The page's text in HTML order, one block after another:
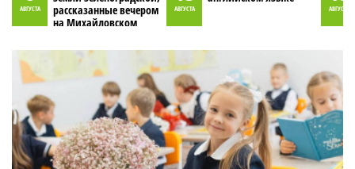
АВГУСТА
рассказанные вечером
на Михайловском
АВГУСТА АВГУСТА